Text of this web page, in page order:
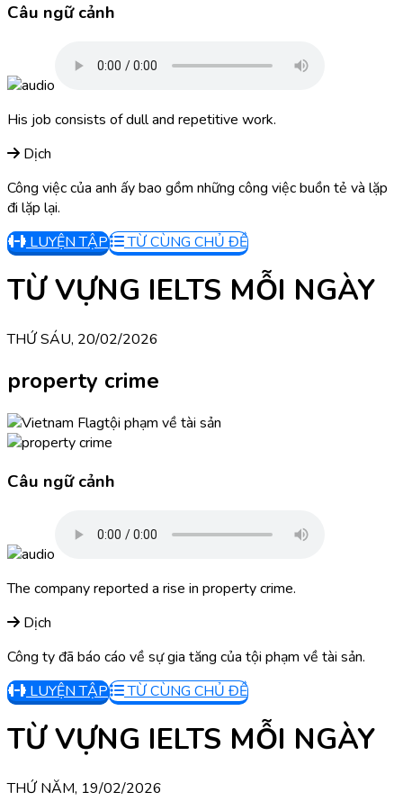
Câu ngữ cảnh
His job consists of dull and repetitive work.
Dịch
Công việc của anh ấy bao gồm những công việc buồn tẻ và lặp
đi lặp lại.
LUYỆN TẬP
TỪ CÙNG CHỦ ĐỀ
TỪ VỰNG IELTS MỖI NGÀY
THỨ SÁU, 20/02/2026
property crime
tội phạm về tài sản
Câu ngữ cảnh
The company reported a rise in property crime.
Dịch
Công ty đã báo cáo về sự gia tăng của tội phạm về tài sản.
LUYỆN TẬP
TỪ CÙNG CHỦ ĐỀ
TỪ VỰNG IELTS MỖI NGÀY
THỨ NĂM, 19/02/2026